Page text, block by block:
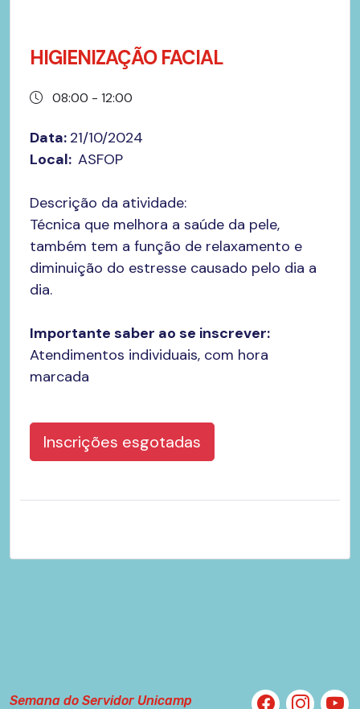
HIGIENIZAÇÃO FACIAL
08:00 - 12:00
Data: 21/10/2024
Local: ASFOP
Descrição da atividade:
​Técnica que melhora a saúde da pele,
também tem a função de relaxamento e
diminuição do estresse causado pelo dia a
dia.
Importante saber ao se inscrever:
Atendimentos individuais, com hora
marcada
Inscrições esgotadas
Semana do Servidor Unicamp